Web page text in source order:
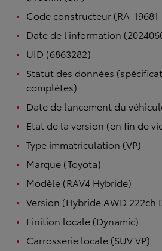
Code constructeur (RA-
Date de l'information
UID (6863282)
Statut des données
complètes)
Date de lancement du
Etat de la version (en fin de
Type immatriculation (VP)
Marque (Toyota)
Modèle (RAV4 Hybride)
Version (Hybride AWD 222ch
Finition locale (Dynamic)
Carrosserie locale (SUV VP)